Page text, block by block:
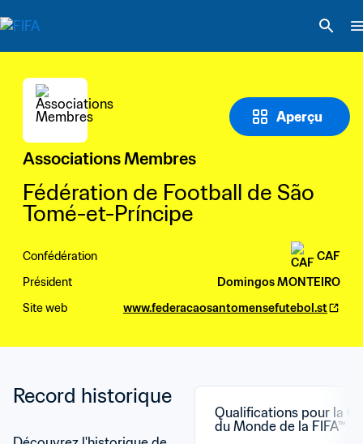
Aperçu
Associations Membres
Fédération de Football de São
Tomé-et-Príncipe
Confédération
CAF
Président
Domingos MONTEIRO
Site web
www.federacaosantomensefutebol.st
Record historique
Qualifications pour la
du Monde de la FIFA™